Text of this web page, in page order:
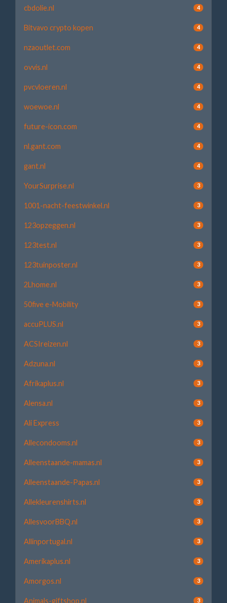
cbdolie.nl 4
Bitvavo crypto kopen 4
nzaoutlet.com 4
ovvis.nl 4
pvcvloeren.nl 4
woewoe.nl 4
future-icon.com 4
nl.gant.com 4
gant.nl 4
YourSurprise.nl 3
1001-nacht-feestwinkel.nl 3
123opzeggen.nl 3
123test.nl 3
123tuinposter.nl 3
2Lhome.nl 3
50five e-Mobility 3
accuPLUS.nl 3
ACSIreizen.nl 3
Adzuna.nl 3
Afrikaplus.nl 3
Alensa.nl 3
Ali Express 3
Allecondooms.nl 3
Alleenstaande-mamas.nl 3
Alleenstaande-Papas.nl 3
Allekleurenshirts.nl 3
AllesvoorBBQ.nl 3
Allinportugal.nl 3
Amerikaplus.nl 3
Amorgos.nl 3
Animals-giftshop.nl 3